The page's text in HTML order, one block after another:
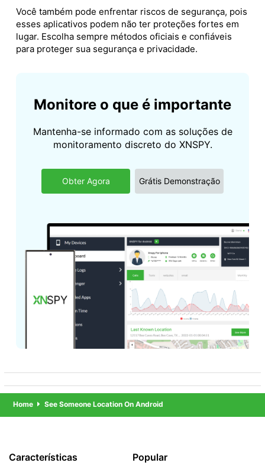
Você também pode enfrentar riscos de segurança, pois
esses aplicativos podem não ter proteções fortes em
lugar. Escolha sempre métodos oficiais e confiáveis ​​
para proteger sua segurança e privacidade.
Monitore o que é importante
Mantenha-se informado com as soluções de
monitoramento discreto do XNSPY.
Obter Agora Grátis Demonstração
Home See Someone Location On Android
Características Popular